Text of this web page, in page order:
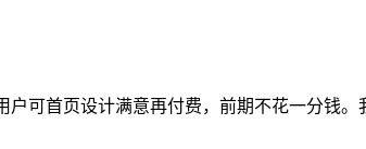
户可首页设计满意再付费，前期不花一分钱